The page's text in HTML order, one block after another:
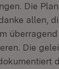
Die
allen,
Die